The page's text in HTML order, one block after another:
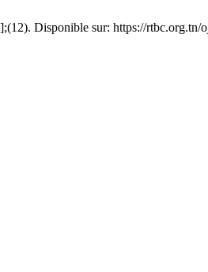
Disponible sur: https://rtbc.org.tn/